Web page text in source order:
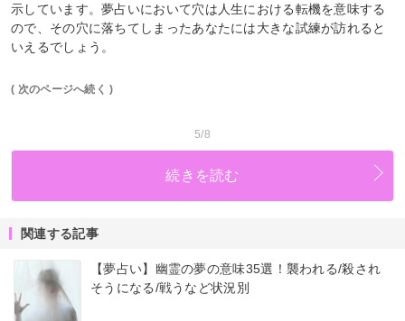
示しています。夢占いにおいて穴は人生における転機を意味する
ので、その穴に落ちてしまったあなたには大きな試練が訪れると
いえるでしょう。
( 次のページへ続く )
5/8
続きを読む
関連する記事
【夢占い】幽霊の夢の意味35選！襲われる/殺され
そうになる/戦うなど状況別